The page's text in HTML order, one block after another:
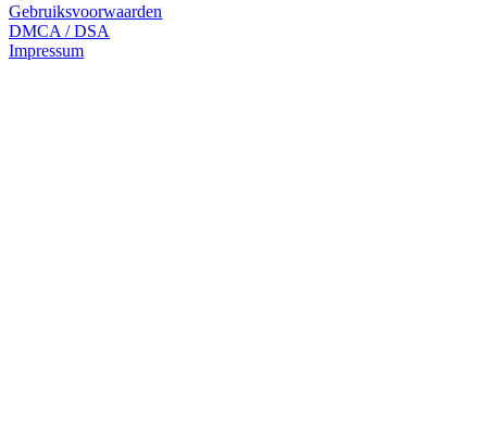
Gebruiksvoorwaarden
DMCA / DSA
Impressum